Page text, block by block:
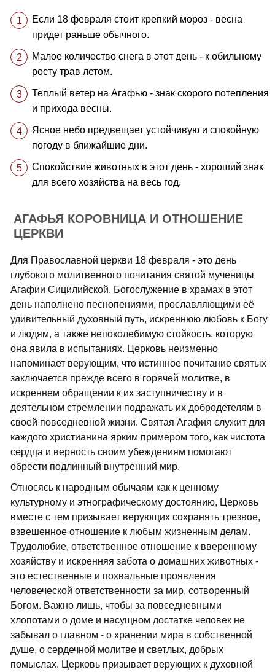
Если 18 февраля стоит крепкий мороз - весна
придет раньше обычного.
Малое количество снега в этот день - к обильному
росту трав летом.
Теплый ветер на Агафью - знак скорого потепления
и прихода весны.
Ясное небо предвещает устойчивую и спокойную
погоду в ближайшие дни.
Спокойствие животных в этот день - хороший знак
для всего хозяйства на весь год.
АГАФЬЯ КОРОВНИЦА И ОТНОШЕНИЕ
ЦЕРКВИ
Для Православной церкви 18 февраля - это день
глубокого молитвенного почитания святой мученицы
Агафии Сицилийской. Богослужение в храмах в этот
день наполнено песнопениями, прославляющими её
удивительный духовный путь, искреннюю любовь к Богу
и людям, а также непоколебимую стойкость, которую
она явила в испытаниях. Церковь неизменно
напоминает верующим, что истинное почитание святых
заключается прежде всего в горячей молитве, в
искреннем обращении к их заступничеству и в
деятельном стремлении подражать их добродетелям в
своей повседневной жизни. Святая Агафия служит для
каждого христианина ярким примером того, как чистота
сердца и верность своим убеждениям помогают
обрести подлинный внутренний мир.
Относясь к народным обычаям как к ценному
культурному и этнографическому достоянию, Церковь
вместе с тем призывает верующих сохранять трезвое,
взвешенное отношение к любым жизненным делам.
Трудолюбие, ответственное отношение к вверенному
хозяйству и искренняя забота о домашних животных -
это естественные и похвальные проявления
человеческой ответственности за мир, сотворенный
Богом. Важно лишь, чтобы за повседневными
хлопотами о доме и насущном достатке человек не
забывал о главном - о хранении мира в собственной
душе, о сердечной молитве и светлых, добрых
помыслах. Церковь призывает верующих к духовной